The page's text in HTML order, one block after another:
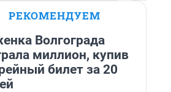
РЕКОМЕНДУЕМ
Волгограда
миллион, купив
билет за 20